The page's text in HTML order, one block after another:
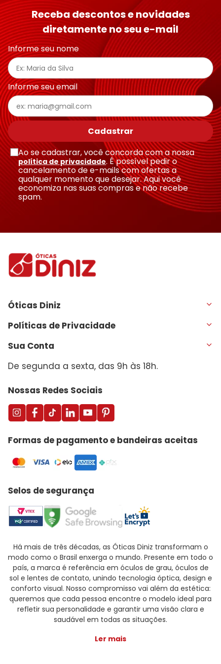
Receba descontos e novidades
diretamente no seu e-mail
Informe seu nome
Informe seu email
Cadastrar
Ao se cadastrar, você concorda com a nossa
política de privacidade. É possível pedir o
cancelamento de e-mails com ofertas a
qualquer momento que desejar. Aqui você
economiza nas suas compras e não recebe
spam.
Óticas Diniz
Políticas de Privacidade
Sua Conta
De segunda a sexta, das 9h às 18h.
Nossas Redes Sociais
Formas de pagamento e bandeiras aceitas
Selos de segurança
Há mais de três décadas, as Óticas Diniz transformam o
modo como o Brasil enxerga o mundo. Presente em todo o
país, a marca é referência em óculos de grau, óculos de
sol e lentes de contato, unindo tecnologia óptica, design e
conforto visual. Nosso compromisso vai além da estética:
queremos que cada pessoa encontre o modelo ideal para
refletir sua personalidade e garantir uma visão clara e
saudável em todas as situações.
Ler mais